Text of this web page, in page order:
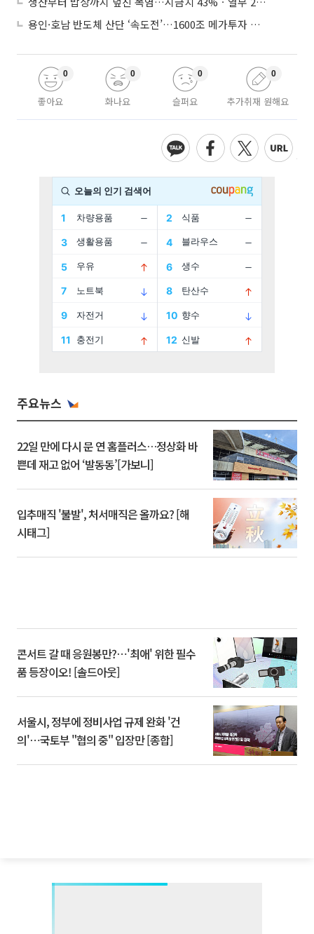
용인·호남 반도체 산단 ‘속도전’…1600조 메가투자 이행 총력
좋아요
0
화나요
0
슬퍼요
0
추가취재 원해요
0
주요뉴스
22일 만에 다시 문 연 홈플러스…정상화 바
쁜데 재고 없어 ‘발동동’[가보니]
입추매직 '불발', 처서매직은 올까요? [해
시태그]
콘서트 갈 때 응원봉만?⋯'최애' 위한 필수
품 등장이오! [솔드아웃]
서울시, 정부에 정비사업 규제 완화 '건
의'⋯국토부 "협의 중" 입장만 [종합]